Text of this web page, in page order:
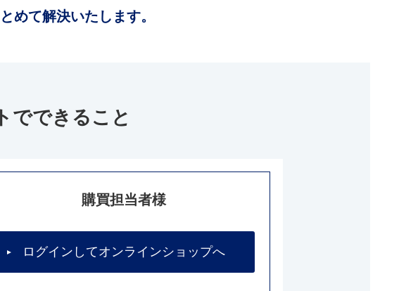
めて解決いたします。
でできること
購買担当者様
ログインしてオンラインショップへ